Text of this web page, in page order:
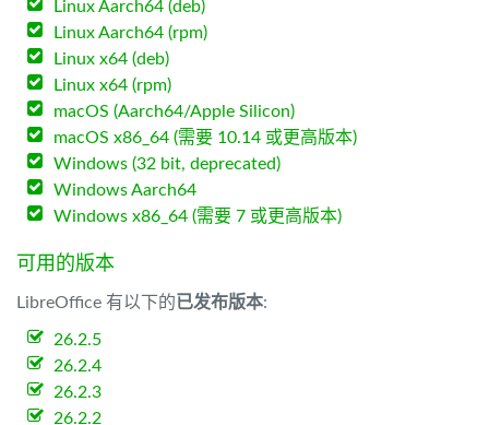
Linux Aarch64 (deb)
Linux Aarch64 (rpm)
Linux x64 (deb)
Linux x64 (rpm)
macOS (Aarch64/Apple Silicon)
macOS x86_64 (需要 10.14 或更高版本)
Windows (32 bit, deprecated)
Windows Aarch64
Windows x86_64 (需要 7 或更高版本)
可用的版本
LibreOffice 有以下的已发布版本:
26.2.5
26.2.4
26.2.3
26.2.2